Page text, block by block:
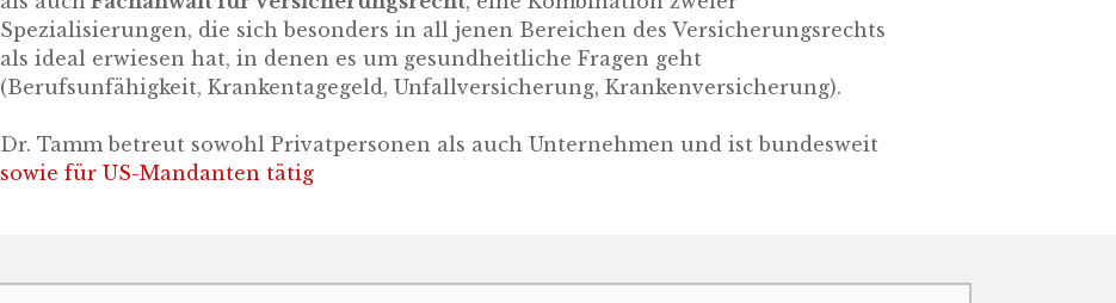
Spezialisierungen, die sich besonders in all jenen Bereichen des Versicherungsrechts
als ideal erwiesen hat, in denen es um gesundheitliche Fragen geht
(Berufsunfähigkeit, Krankentagegeld, Unfallversicherung, Krankenversicherung).
Dr. Tamm betreut sowohl Privatpersonen als auch Unternehmen und ist bundesweit
sowie für US-Mandanten tätig